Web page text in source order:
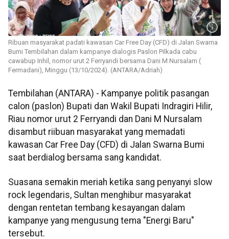
Ribuan masyarakat padati kawasan Car Free Day (CFD) di Jalan Swarna
Bumi Tembilahan dalam kampanye dialogis Paslon Pilkada cabu
cawabup Inhil, nomor urut 2 Ferryandi bersama Dani M Nursalam (
Fermadani), Minggu (13/10/2024). (ANTARA/Adriah)
Tembilahan (ANTARA) - Kampanye politik pasangan
calon (paslon) Bupati dan Wakil Bupati Indragiri Hilir,
Riau nomor urut 2 Ferryandi dan Dani M Nursalam
disambut riibuan masyarakat yang memadati
kawasan Car Free Day (CFD) di Jalan Swarna Bumi
saat berdialog bersama sang kandidat.
Suasana semakin meriah ketika sang penyanyi slow
rock legendaris, Sultan menghibur masyarakat
dengan rentetan tembang kesayangan dalam
kampanye yang mengusung tema "Energi Baru"
tersebut.